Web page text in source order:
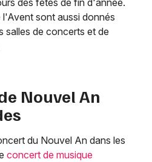
des fêtes de fin d'année.
sont aussi donnés
salles de concerts et de
Nouvel An
du Nouvel An dans les
concert de musique